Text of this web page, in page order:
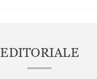
EDITORIALE